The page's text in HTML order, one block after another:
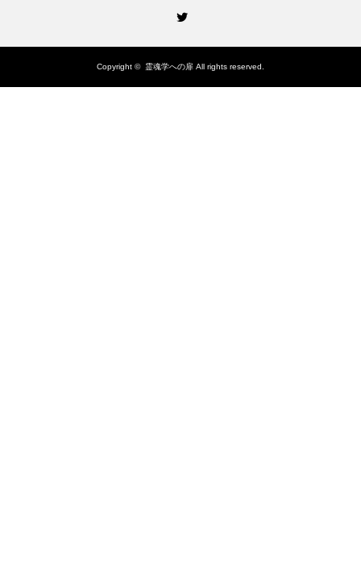
Copyright © 霊魂学への扉 All rights reserved.